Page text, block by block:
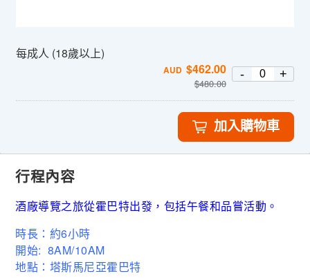
每成人 (18歲以上)
AUD $462.00
$480.00
- +
加入購物車
行程內容
酒廠導覽之旅從霍巴特出發，包括午餐和品嘗活動。
時長：約6小時
開始: 8AM/10AM
地點：塔斯馬尼亞霍巴特